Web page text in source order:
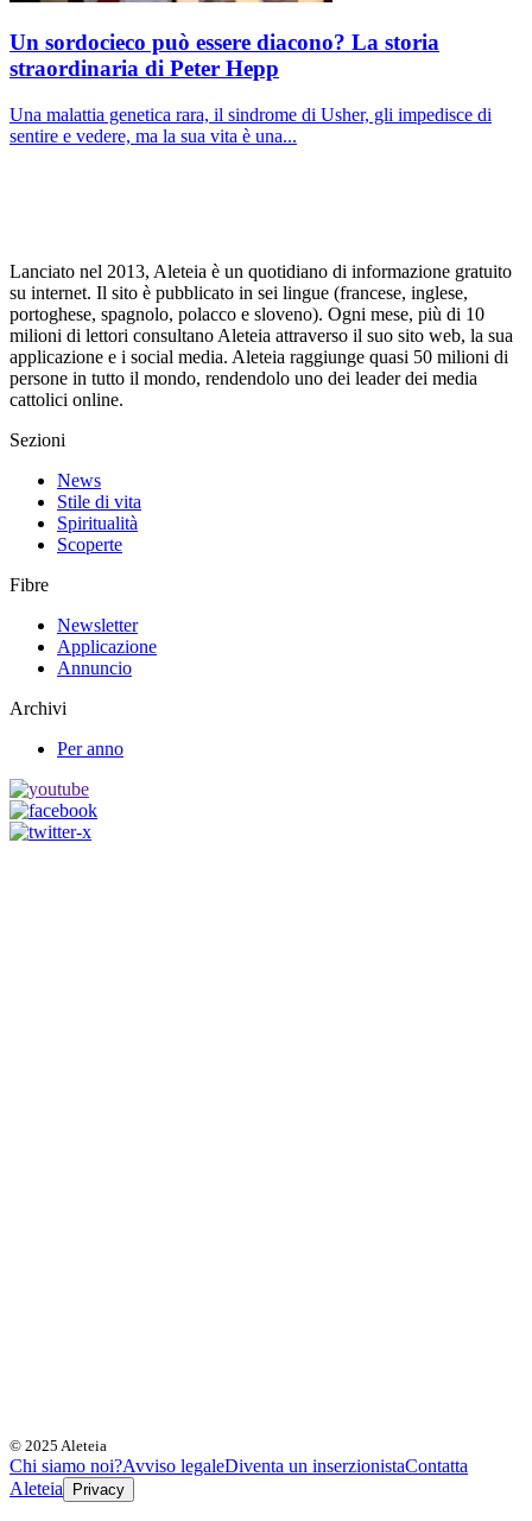
Un sordocieco può essere diacono? La storia
straordinaria di Peter Hepp
Una malattia genetica rara, il sindrome di Usher, gli impedisce di
sentire e vedere, ma la sua vita è una...
Lanciato nel 2013, Aleteia è un quotidiano di informazione gratuito
su internet. Il sito è pubblicato in sei lingue (francese, inglese,
portoghese, spagnolo, polacco e sloveno). Ogni mese, più di 10
milioni di lettori consultano Aleteia attraverso il suo sito web, la sua
applicazione e i social media. Aleteia raggiunge quasi 50 milioni di
persone in tutto il mondo, rendendolo uno dei leader dei media
cattolici online.
Sezioni
News
Stile di vita
Spiritualità
Scoperte
Fibre
Newsletter
Applicazione
Annuncio
Archivi
Per anno
© 2025 Aleteia
Chi siamo noi?Avviso legaleDiventa un inserzionistaContatta
Aleteia
Privacy